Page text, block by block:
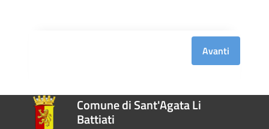
Avanti
Comune di Sant'Agata Li
Battiati